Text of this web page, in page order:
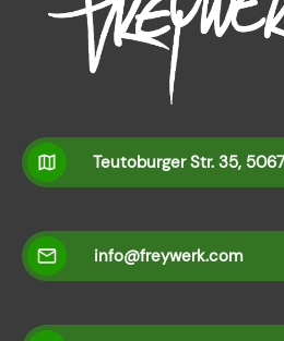
Teutoburger Str. 35,
info@freywerk.com